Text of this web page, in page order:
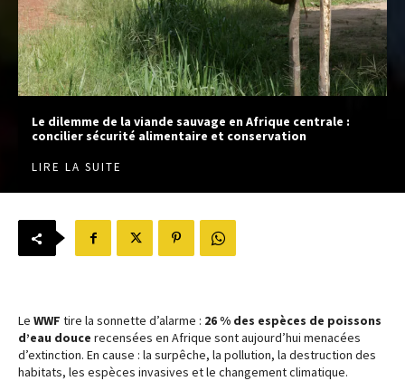
Le dilemme de la viande sauvage en Afrique centrale :
concilier sécurité alimentaire et conservation
LIRE LA SUITE
Le WWF tire la sonnette d’alarme : 26 % des espèces de poissons
d’eau douce recensées en Afrique sont aujourd’hui menacées
d’extinction. En cause : la surpêche, la pollution, la destruction des
habitats, les espèces invasives et le changement climatique.